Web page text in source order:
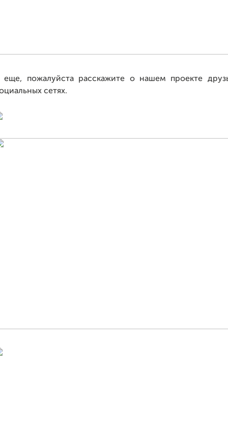
еще, пожалуйста расскажите о нашем проекте
сетях.